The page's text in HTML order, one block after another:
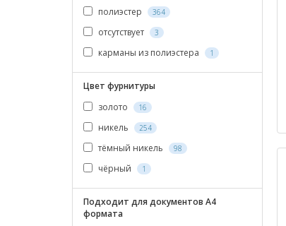
полиэстер
364
отсутствует 3
карманы из полиэстера 1
Цвет фурнитуры
золото
16
никель 254
тёмный никель 98
чёрный 1
Подходит для документов А4
формата